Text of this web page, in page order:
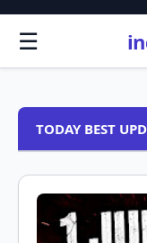
☰
TODAY BEST